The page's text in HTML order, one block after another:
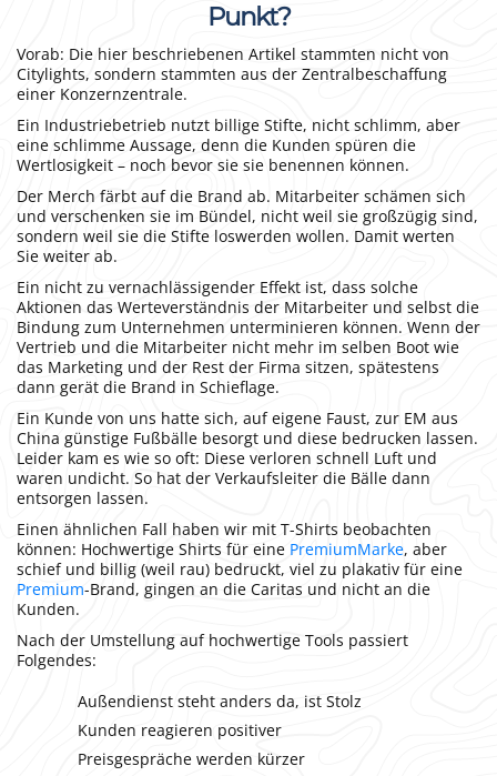
Punkt?
Vorab: Die hier beschriebenen Artikel stammten nicht von
Citylights, sondern stammten aus der Zentralbeschaffung
einer Konzernzentrale.
Ein Industriebetrieb nutzt billige Stifte, nicht schlimm, aber
eine schlimme Aussage, denn die Kunden spüren die
Wertlosigkeit – noch bevor sie sie benennen können.
Der Merch färbt auf die Brand ab. Mitarbeiter schämen sich
und verschenken sie im Bündel, nicht weil sie großzügig sind,
sondern weil sie die Stifte loswerden wollen. Damit werten
Sie weiter ab.
Ein nicht zu vernachlässigender Effekt ist, dass solche
Aktionen das Werteverständnis der Mitarbeiter und selbst die
Bindung zum Unternehmen unterminieren können. Wenn der
Vertrieb und die Mitarbeiter nicht mehr im selben Boot wie
das Marketing und der Rest der Firma sitzen, spätestens
dann gerät die Brand in Schieflage.
Ein Kunde von uns hatte sich, auf eigene Faust, zur EM aus
China günstige Fußbälle besorgt und diese bedrucken lassen.
Leider kam es wie so oft: Diese verloren schnell Luft und
waren undicht. So hat der Verkaufsleiter die Bälle dann
entsorgen lassen.
Einen ähnlichen Fall haben wir mit T-Shirts beobachten
können: Hochwertige Shirts für eine PremiumMarke, aber
schief und billig (weil rau) bedruckt, viel zu plakativ für eine
Premium-Brand, gingen an die Caritas und nicht an die
Kunden.
Nach der Umstellung auf hochwertige Tools passiert
Folgendes:
Außendienst steht anders da, ist Stolz
Kunden reagieren positiver
Preisgespräche werden kürzer